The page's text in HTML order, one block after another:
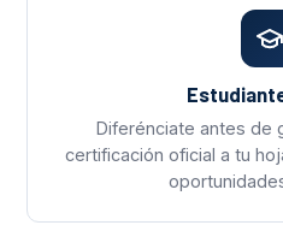
Diferénciate antes de
certificación oficial a tu